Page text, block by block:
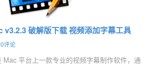
破解版下载 视频添加字幕工具
0评论
平台上一款专业的视频字幕制作软件，通